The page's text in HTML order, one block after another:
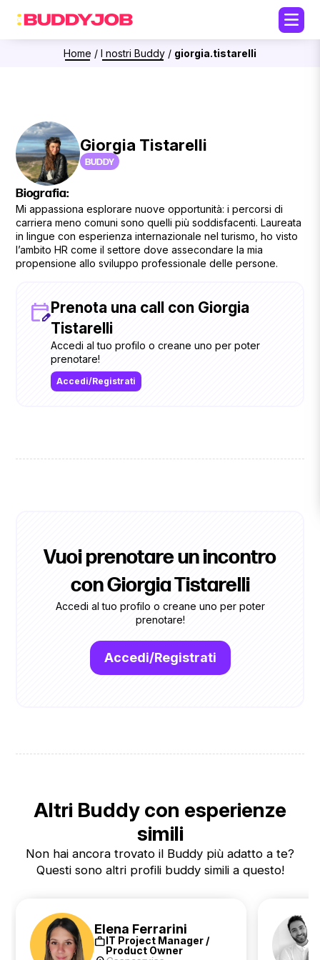
Home / I nostri Buddy / giorgia.tistarelli
Giorgia Tistarelli
BUDDY
Biografia:
Mi appassiona esplorare nuove opportunità: i percorsi di
carriera meno comuni sono quelli più soddisfacenti. Laureata
in lingue con esperienza internazionale nel turismo, ho visto
l’ambito HR come il settore dove assecondare la mia
propensione allo sviluppo professionale delle persone.
Prenota una call con Giorgia
Tistarelli
Accedi al tuo profilo o creane uno per poter
prenotare!
Accedi/Registrati
Vuoi prenotare un incontro
con Giorgia Tistarelli
Accedi al tuo profilo o creane uno per poter
prenotare!
Accedi/Registrati
Altri Buddy con esperienze
simili
Non hai ancora trovato il Buddy più adatto a te?
Questi sono altri profili buddy simili a questo!
Elena Ferrarini
workIT Project Manager /
Product Owner